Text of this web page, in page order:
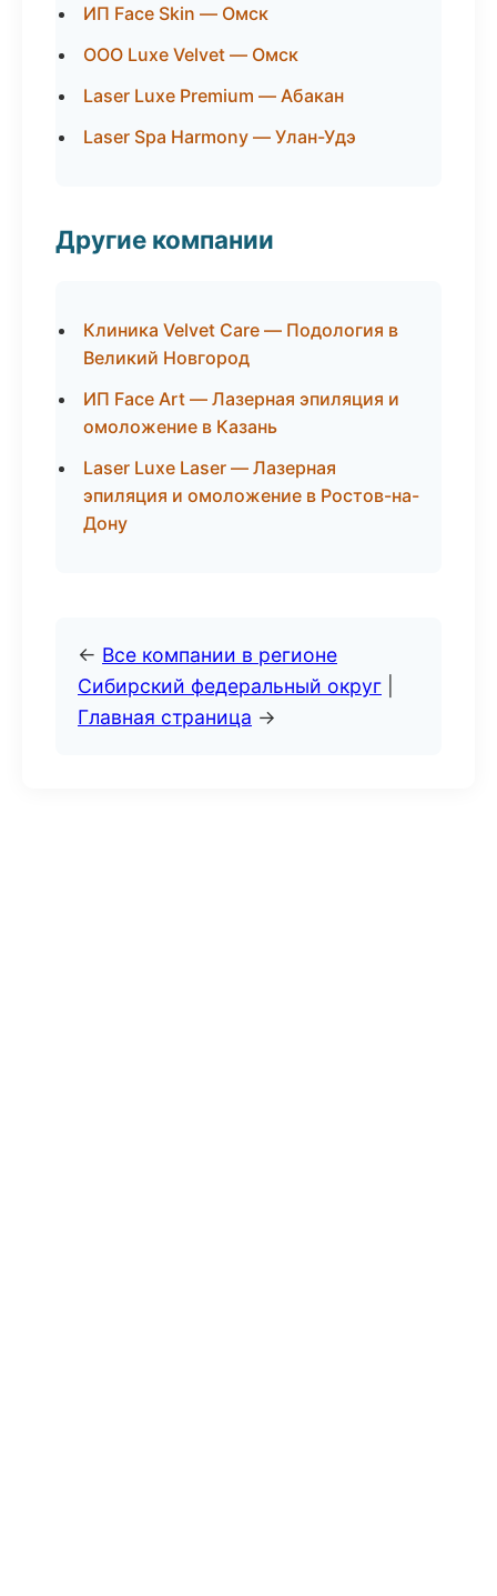
ИП Face Skin — Омск
ООО Luxe Velvet — Омск
Laser Luxe Premium — Абакан
Laser Spa Harmony — Улан-Удэ
Другие компании
Клиника Velvet Care — Подология в
Великий Новгород
ИП Face Art — Лазерная эпиляция и
омоложение в Казань
Laser Luxe Laser — Лазерная
эпиляция и омоложение в Ростов-на-
Дону
← Все компании в регионе
Сибирский федеральный округ
Главная страница →